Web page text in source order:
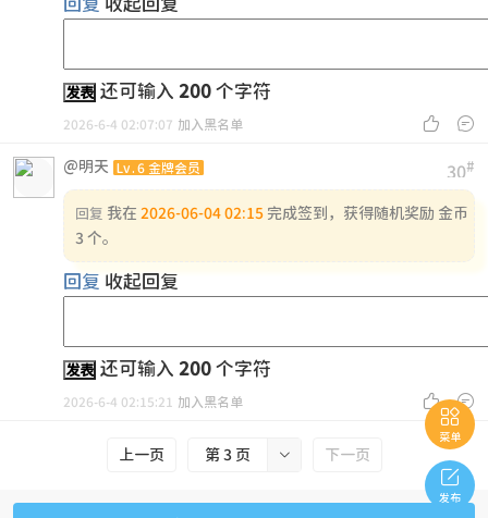
回复 收起回复
发表 还可输入 200 个字符
 
2026-6-4 02:07:07 加入黑名单
30#
@明天 Lv.6 金牌会员
回复 我在 2026-06-04 02:15 完成签到，获得随机奖励 金币
3 个。
回复 收起回复
发表 还可输入 200 个字符
 
2026-6-4 02:15:21 加入黑名单
上一页 
第 3 页 下一页

菜单

发布